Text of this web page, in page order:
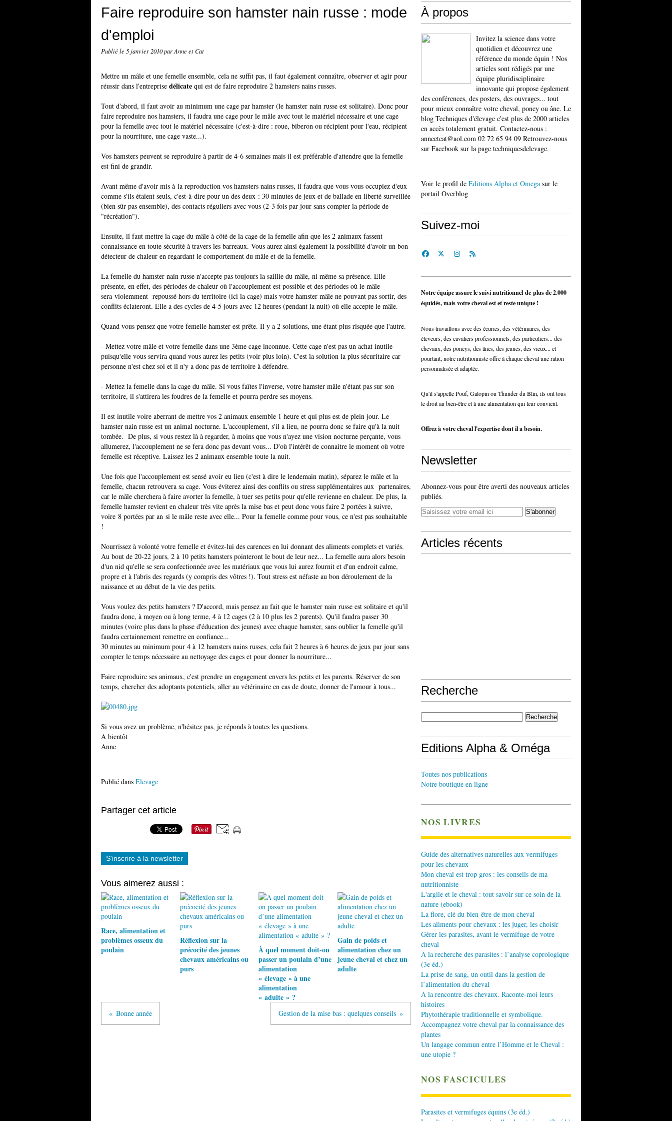
Faire reproduire son hamster nain russe : mode
d'emploi
Publié le 5 janvier 2010par Anne et Cat
Mettre un mâle et une femelle ensemble, cela ne suffit pas, il faut également connaître, observer et agir pour
réussir dans l'entreprise délicate qui est de faire reproduire 2 hamsters nains russes.
Tout d'abord, il faut avoir au minimum une cage par hamster (le hamster nain russe est solitaire). Donc pour
faire reproduire nos hamsters, il faudra une cage pour le mâle avec tout le matériel nécessaire et une cage
pour la femelle avec tout le matériel nécessaire (c'est-à-dire : roue, biberon ou récipient pour l'eau, récipient
pour la nourriture, une cage vaste...).
Vos hamsters peuvent se reproduire à partir de 4-6 semaines mais il est préférable d'attendre que la femelle
est fini de grandir.
Avant même d'avoir mis à la reproduction vos hamsters nains russes, il faudra que vous vous occupiez d'eux
comme s'ils étaient seuls, c'est-à-dire pour un des deux : 30 minutes de jeux et de ballade en liberté surveillée
(bien sûr pas ensemble), des contacts réguliers avec vous (2-3 fois par jour sans compter la période de
"récréation").
Ensuite, il faut mettre la cage du mâle à côté de la cage de la femelle afin que les 2 animaux fassent
connaissance en toute sécurité à travers les barreaux. Vous aurez ainsi également la possibilité d'avoir un bon
détecteur de chaleur en regardant le comportement du mâle et de la femelle.
La femelle du hamster nain russe n'accepte pas toujours la saillie du mâle, ni même sa présence. Elle
présente, en effet, des périodes de chaleur où l'accouplement est possible et des périodes où le mâle
sera violemment repoussé hors du territoire (ici la cage) mais votre hamster mâle ne pouvant pas sortir, des
conflits éclateront. Elle a des cycles de 4-5 jours avec 12 heures (pendant la nuit) où elle accepte le mâle.
Quand vous pensez que votre femelle hamster est prête. Il y a 2 solutions, une étant plus risquée que l'autre.
- Mettez votre mâle et votre femelle dans une 3ème cage inconnue. Cette cage n'est pas un achat inutile
puisqu'elle vous servira quand vous aurez les petits (voir plus loin). C'est la solution la plus sécuritaire car
personne n'est chez soi et il n'y a donc pas de territoire à défendre.
- Mettez la femelle dans la cage du mâle. Si vous faîtes l'inverse, votre hamster mâle n'étant pas sur son
territoire, il s'attirera les foudres de la femelle et pourra perdre ses moyens.
Il est inutile voire aberrant de mettre vos 2 animaux ensemble 1 heure et qui plus est de plein jour. Le
hamster nain russe est un animal nocturne. L'accouplement, s'il a lieu, ne pourra donc se faire qu'à la nuit
tombée. De plus, si vous restez là à regarder, à moins que vous n'ayez une vision nocturne perçante, vous
allumerez, l'accouplement ne se fera donc pas devant vous... D'où l'intérêt de connaitre le moment où votre
femelle est réceptive. Laissez les 2 animaux ensemble toute la nuit.
Une fois que l'accouplement est sensé avoir eu lieu (c'est à dire le lendemain matin), séparez le mâle et la
femelle, chacun retrouvera sa cage. Vous éviterez ainsi des conflits ou stress supplémentaires aux partenaires,
car le mâle cherchera à faire avorter la femelle, à tuer ses petits pour qu'elle revienne en chaleur. De plus, la
femelle hamster revient en chaleur très vite après la mise bas et peut donc vous faire 2 portées à suivre,
voire 8 portées par an si le mâle reste avec elle... Pour la femelle comme pour vous, ce n'est pas souhaitable
!
Nourrissez à volonté votre femelle et évitez-lui des carences en lui donnant des aliments complets et variés.
Au bout de 20-22 jours, 2 à 10 petits hamsters pointeront le bout de leur nez... La femelle aura alors besoin
d'un nid qu'elle se sera confectionnée avec les matériaux que vous lui aurez fournit et d'un endroit calme,
propre et à l'abris des regards (y compris des vôtres !). Tout stress est néfaste au bon déroulement de la
naissance et au début de la vie des petits.
Vous voulez des petits hamsters ? D'accord, mais pensez au fait que le hamster nain russe est solitaire et qu'il
faudra donc, à moyen ou à long terme, 4 à 12 cages (2 à 10 plus les 2 parents). Qu'il faudra passer 30
minutes (voire plus dans la phase d'éducation des jeunes) avec chaque hamster, sans oublier la femelle qu'il
faudra certainnement remettre en confiance...
30 minutes au minimum pour 4 à 12 hamsters nains russes, cela fait 2 heures à 6 heures de jeux par jour sans
compter le temps nécessaire au nettoyage des cages et pour donner la nourriture...
Faire reproduire ses animaux, c'est prendre un engagement envers les petits et les parents. Réserver de son
temps, chercher des adoptants potentiels, aller au vétérinaire en cas de doute, donner de l'amour à tous...
Si vous avez un problème, n'hésitez pas, je réponds à toutes les questions.
A bientôt
Anne
Publié dans Elevage
Partager cet article
S'inscrire à la newsletter
Vous aimerez aussi :
Race, alimentation et
problèmes osseux du
poulain
Réflexion sur la
précocité des jeunes
chevaux américains ou
purs
À quel moment doit-on
passer un poulain d’une
alimentation
« élevage » à une
alimentation
« adulte » ?
Gain de poids et
alimentation chez un
jeune cheval et chez un
adulte
Bonne année Gestion de la mise bas : quelques conseils
À propos
Invitez la science dans votre
quotidien et découvrez une
référence du monde équin ! Nos
articles sont rédigés par une
équipe pluridisciplinaire
innovante qui propose également
des conférences, des posters, des ouvrages... tout
pour mieux connaître votre cheval, poney ou âne. Le
blog Techniques d'élevage c'est plus de 2000 articles
en accès totalement gratuit. Contactez-nous :
anneetcat@aol.com 02 72 65 94 09 Retrouvez-nous
sur Facebook sur la page techniquesdelevage.
Voir le profil de Editions Alpha et Omega sur le
portail Overblog
Suivez-moi
Notre équipe assure le suivi nutritionnel de plus de 2.000
équidés, mais votre cheval est et reste unique !
Nous travaillons avec des écuries, des vétérinaires, des
éleveurs, des cavaliers professionnels, des particuliers... des
chevaux, des poneys, des ânes, des jeunes, des vieux... et
pourtant, notre nutritionniste offre à chaque cheval une ration
personnalisée et adaptée.
Qu'il s'appelle Pouf, Galopin ou Thunder du Blin, ils ont tous
le droit au bien-être et à une alimentation qui leur convient.
Offrez à votre cheval l'expertise dont il a besoin.
Newsletter
Abonnez-vous pour être averti des nouveaux articles
publiés.
Articles récents
Recherche
Editions Alpha & Oméga
Toutes nos publications
Notre boutique en ligne
NOS LIVRES
Guide des alternatives naturelles aux vermifuges
pour les chevaux
Mon cheval est trop gros : les conseils de ma
nutritionniste
L'argile et le cheval : tout savoir sur ce soin de la
nature (ebook)
La flore, clé du bien-être de mon cheval
Les aliments pour chevaux : les juger, les choisir
Gérer les parasites, avant le vermifuge de votre
cheval
À la recherche des parasites : l’analyse coprologique
(3e éd.)
La prise de sang, un outil dans la gestion de
l’alimentation du cheval
À la rencontre des chevaux. Raconte-moi leurs
histoires
Phytothérapie traditionnelle et symbolique.
Accompagnez votre cheval par la connaissance des
plantes
Un langage commun entre l’Homme et le Cheval :
une utopie ?
NOS FASCICULES
Parasites et vermifuges équins (3e éd.)